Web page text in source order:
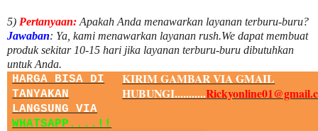
5) Pertanyaan: Apakah Anda menawarkan layanan terburu-buru?
Jawaban: Ya, kami menawarkan layanan rush.We dapat membuat
produk sekitar 10-15 hari jika layanan terburu-buru dibutuhkan
untuk Anda.
HARGA BISA DI
TANYAKAN
LANGSUNG VIA
WHATSAPP....!!
KIRIM GAMBAR VIA GMAIL
HUBUNGI...........